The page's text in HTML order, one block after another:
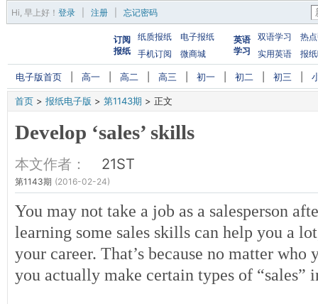
Hi, 早上好 ！ 登录 注册 忘记密码
订阅
报纸
纸质报纸
电子报纸
手机订阅
微商城
英语
学习
双语学习
热
实用英语
报
电子版首页 高一 高二 高三 初一 初二 初三
首页 > 报纸电子版 > 第1143期 > 正文
Develop ‘sales’ skills
本文作者： 21ST
第1143期 (2016-02-24)
You may not take a job as a salesperson
learning some sales skills can help you a
your career. That’s because no matter who
you actually make certain types of “sales”